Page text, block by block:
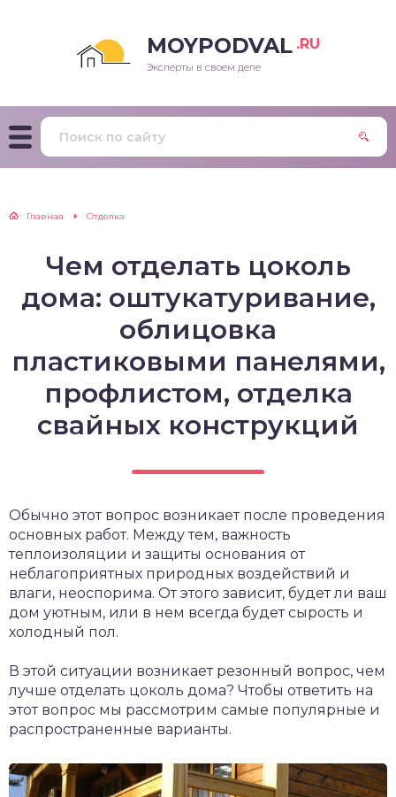
MOYPODVAL .RU
Эксперты в своем деле
Главная Отделка
Чем отделать цоколь
дома: оштукатуривание,
облицовка
пластиковыми панелями,
профлистом, отделка
свайных конструкций
Обычно этот вопрос возникает после проведения
основных работ. Между тем, важность
теплоизоляции и защиты основания от
неблагоприятных природных воздействий и
влаги, неоспорима. От этого зависит, будет ли ваш
дом уютным, или в нем всегда будет сырость и
холодный пол.
В этой ситуации возникает резонный вопрос, чем
лучше отделать цоколь дома? Чтобы ответить на
этот вопрос мы рассмотрим самые популярные и
распространенные варианты.